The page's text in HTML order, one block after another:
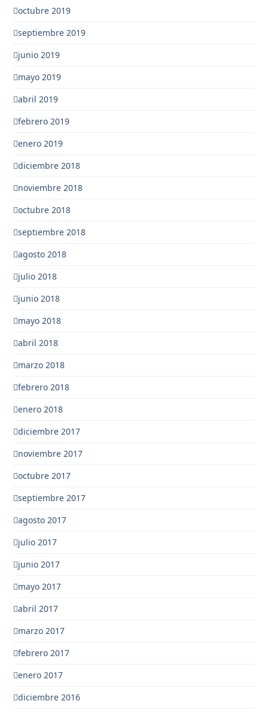
octubre 2019
septiembre 2019
junio 2019
mayo 2019
abril 2019
febrero 2019
enero 2019
diciembre 2018
noviembre 2018
octubre 2018
septiembre 2018
agosto 2018
julio 2018
junio 2018
mayo 2018
abril 2018
marzo 2018
febrero 2018
enero 2018
diciembre 2017
noviembre 2017
octubre 2017
septiembre 2017
agosto 2017
julio 2017
junio 2017
mayo 2017
abril 2017
marzo 2017
febrero 2017
enero 2017
diciembre 2016